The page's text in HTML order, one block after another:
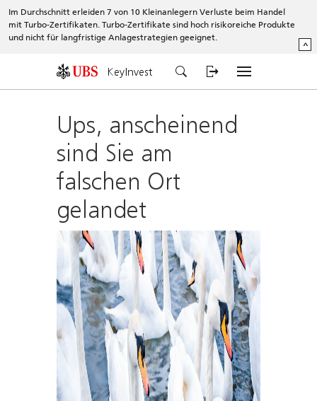
Im Durchschnitt erleiden 7 von 10 Kleinanlegern Verluste beim Handel
mit Turbo-Zertifikaten. Turbo-Zertifikate sind hoch risikoreiche Produkte
und nicht für langfristige Anlagestrategien geeignet.
^
KeyInvest
Ups, anscheinend
sind Sie am
falschen Ort
gelandet